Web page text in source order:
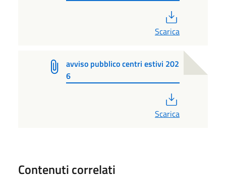
Scarica
avviso pubblico centri estivi 202
6
Scarica
Contenuti correlati